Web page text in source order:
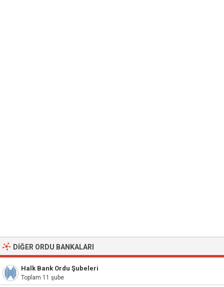
DIĞER ORDU BANKALARI
Halk Bank Ordu Şubeleri
Toplam 11 şube